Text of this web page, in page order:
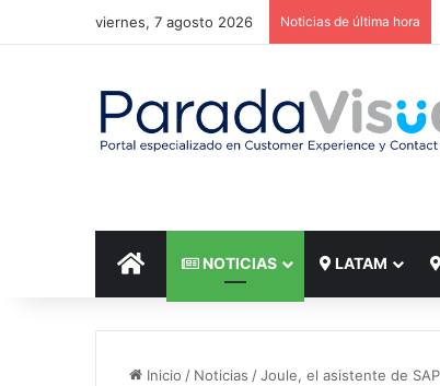
viernes, 7 agosto 2026 Noticias de última hora
INICIO NOTICIAS LATAM
Inicio / Noticias /Joule, el asistente de